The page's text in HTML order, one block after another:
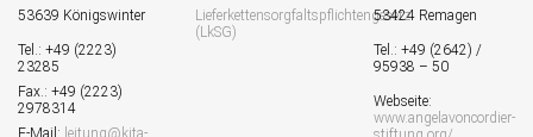
53639 Königswinter
Tel.: +49 (2223)
23285
Fax.: +49 (2223)
2978314
E-Mail: leitung@kita-
Lieferkettensorgfaltspflichtengesetz
(LkSG)
53424 Remagen
Tel.: +49 (2642) /
95938 – 50
Webseite:
www.angelavoncordier-